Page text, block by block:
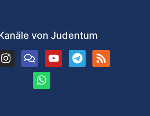
von Judentum